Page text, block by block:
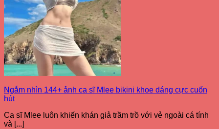
Ngắm nhìn 144+ ảnh ca sĩ Mlee bikini khoe dáng cực cuốn
hút
Ca sĩ Mlee luôn khiến khán giả trầm trồ với vẻ ngoài cá tính
và [...]